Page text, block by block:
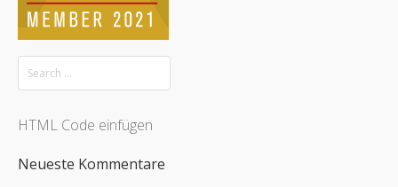
HTML Code einfügen
Neueste Kommentare